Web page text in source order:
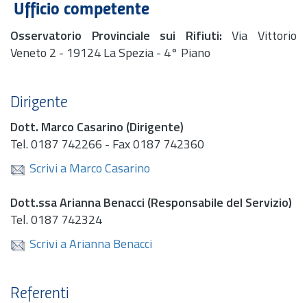
Ufficio competente
Osservatorio Provinciale sui Rifiuti: Via Vittorio
Veneto 2 - 19124 La Spezia - 4° Piano
Dirigente
Dott. Marco Casarino (Dirigente)
Tel. 0187 742266 - Fax 0187 742360
Scrivi a Marco Casarino
Dott.ssa Arianna Benacci (Responsabile del Servizio)
Tel. 0187 742324
Scrivi a Arianna Benacci
Referenti